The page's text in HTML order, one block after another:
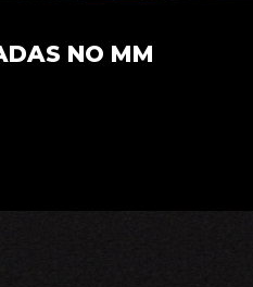
NO MM